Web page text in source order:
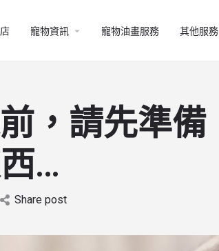
寵物資訊 寵物油畫服務 其他服務
，請先準備
…
Share post